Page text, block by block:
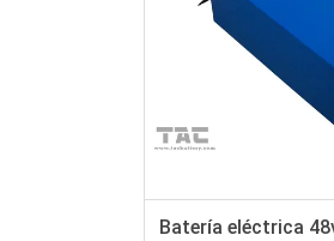
Batería eléctrica